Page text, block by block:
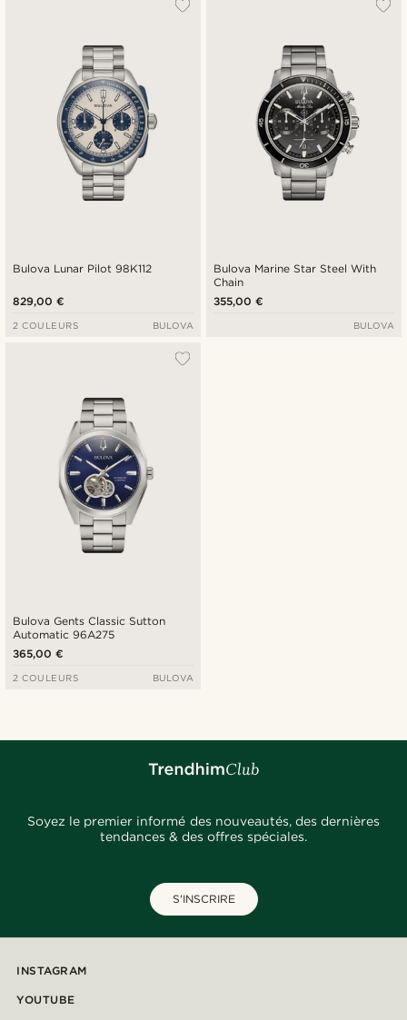
Bulova Lunar Pilot 98K112
829,00 €
2 COULEURS BULOVA
Bulova Marine Star Steel With
Chain
355,00 €
BULOVA
Bulova Gents Classic Sutton
Automatic 96A275
365,00 €
2 COULEURS BULOVA
Soyez le premier informé des nouveautés, des dernières
tendances & des offres spéciales.
S'INSCRIRE
INSTAGRAM
YOUTUBE